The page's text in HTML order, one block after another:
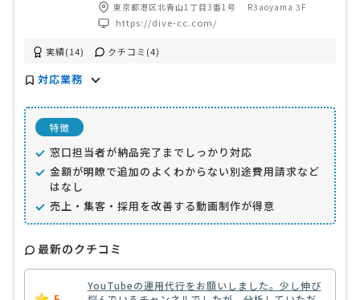
東京都港区北青山1丁目3番1号 R3aoyama 3F
https://dive-cc.com/
実績(14) クチコミ(4)
対応業務
特徴
窓口担当者が納品完了までしっかり対応
金額が明瞭で追加のよくわからない別途費用請求など
はなし
売上・集客・採用を改善する動画制作が得意
最新のクチコミ
YouTubeの運用代行をお願いしました。少し伸び